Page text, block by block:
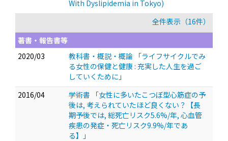
With Dyslipidemia in Tokyo)
全件表示（16件）
著書・報告書等
2020/03
教科書・概説・概論 「ライフサイクルでみ
る女性の保健と健康 : 充実した人生を過ご
していくために」
2016/04
学術書 「女性に多いたこつぼ型心筋症の予
後は, 考えられていたほど良くない？【長
期予後では, 総死亡リスク5.6%/年, 心血管
疾患の発症・死亡リスク9.9%/年であ
る】」